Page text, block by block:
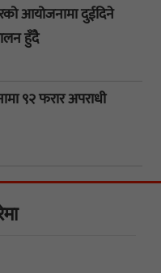
आयोजनामा दुईदिने
हुँदै
९२ फरार अपराधी